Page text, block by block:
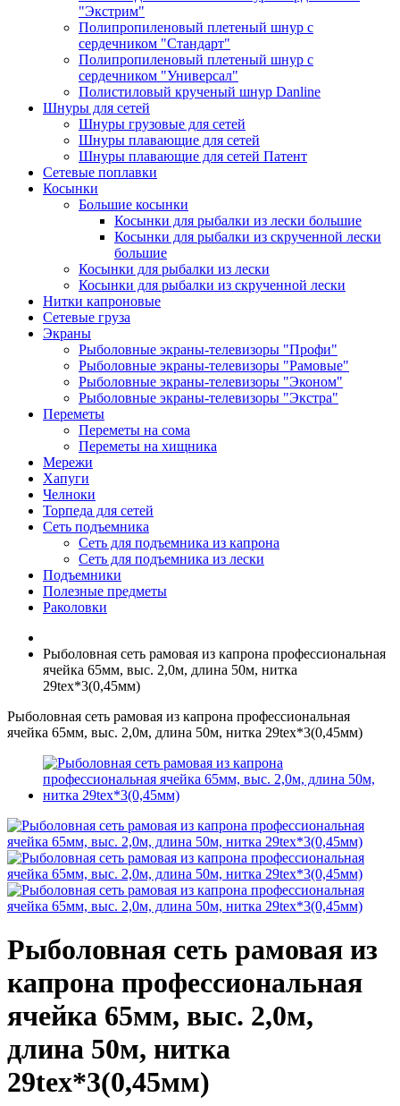
"Экстрим"
Полипропиленовый плетеный шнур с
сердечником "Стандарт"
Полипропиленовый плетеный шнур с
сердечником "Универсал"
Полистиловый крученый шнур Danline
Шнуры для сетей
Шнуры грузовые для сетей
Шнуры плавающие для сетей
Шнуры плавающие для сетей Патент
Сетевые поплавки
Косынки
Большие косынки
Косынки для рыбалки из лески большие
Косынки для рыбалки из скрученной лески
большие
Косынки для рыбалки из лески
Косынки для рыбалки из скрученной лески
Нитки капроновые
Сетевые груза
Экраны
Рыболовные экраны-телевизоры "Профи"
Рыболовные экраны-телевизоры "Рамовые"
Рыболовные экраны-телевизоры "Эконом"
Рыболовные экраны-телевизоры "Экстра"
Переметы
Переметы на сома
Переметы на хищника
Мережи
Хапуги
Челноки
Торпеда для сетей
Сеть подъемника
Сеть для подъемника из капрона
Сеть для подъемника из лески
Подъемники
Полезные предметы
Раколовки
Рыболовная сеть рамовая из капрона профессиональная
ячейка 65мм, выс. 2,0м, длина 50м, нитка
29tex*3(0,45мм)
Рыболовная сеть рамовая из капрона профессиональная
ячейка 65мм, выс. 2,0м, длина 50м, нитка 29tex*3(0,45мм)
Рыболовная сеть рамовая из
капрона профессиональная
ячейка 65мм, выс. 2,0м,
длина 50м, нитка
29tex*3(0,45мм)